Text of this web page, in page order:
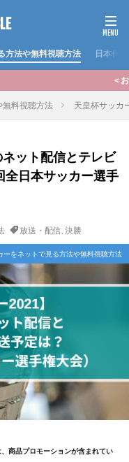
方法や無料視聴方法 日本代表
＜おすすめ記事＞いよいよ
無料視聴方法 天皇杯サッカ
ット配信とテレビ
全日本サッカー選手
放送・配信, 決勝
ーをネットで見る方法や無料視聴方法
商品プロモーションが含まれてい